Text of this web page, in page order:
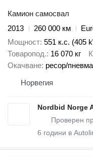
Камион самосвал
2013
260 000 км
Мощност 551 к.с. (405
Товаропод. 16 070 кг
Окачване ресор/
Норвегия
Nordbid Norge
6 години в